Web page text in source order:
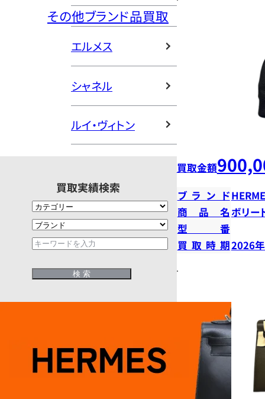
その他ブランド品買取
エルメス
シャネル
ルイ・ヴィトン
買取実績検索
買取金額
ブランド
商品名ボリー
型番
買取時期2026